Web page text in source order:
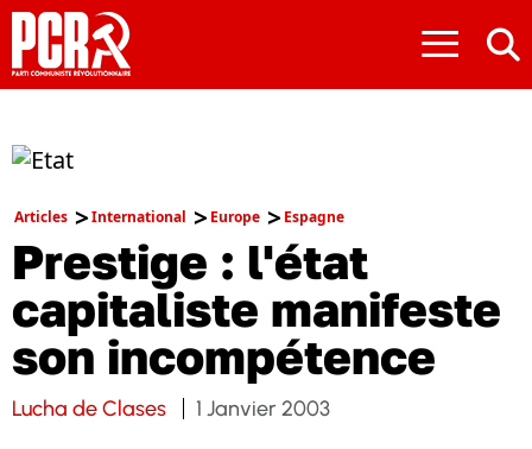
≡
Articles International Europe Espagne
Prestige : l'état
capitaliste manifeste
son incompétence
Lucha de Clases 1 Janvier 2003